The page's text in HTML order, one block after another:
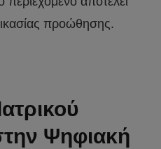
προώθησης.
Ψηφιακή